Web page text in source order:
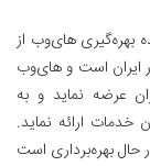
بهره‌گیری های‌وب از
ایران است و های‌وب
عرضه نماید و به
خدمات ارائه نماید.
که در ۴۸ کشور دنیا در حال بهره‌برداری است